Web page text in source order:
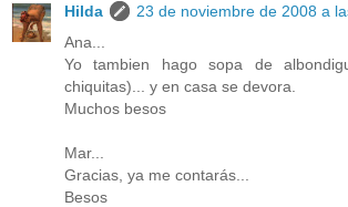
Hilda
23 de noviembre de 2008 a
Ana...
Yo tambien hago sopa de
chiquitas)... y en casa se devora.
Muchos besos
Mar...
Gracias, ya me contarás...
Besos